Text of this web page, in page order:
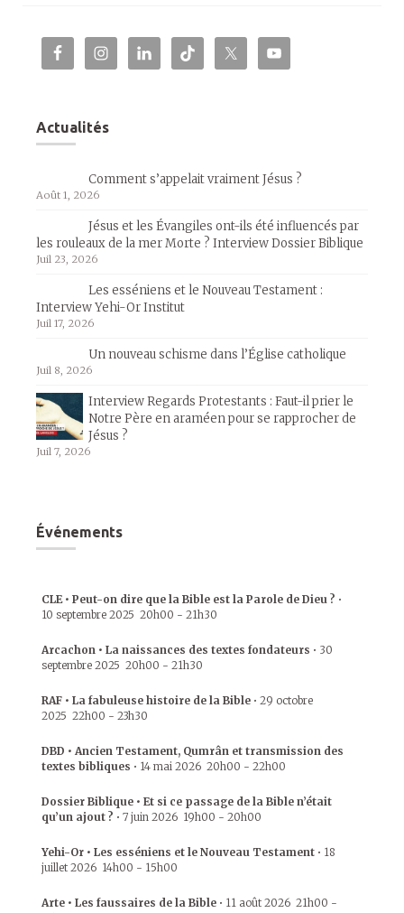
Actualités
Comment s’appelait vraiment Jésus ?
Août 1, 2026
Jésus et les Évangiles ont-ils été influencés par
les rouleaux de la mer Morte ? Interview Dossier Biblique
Juil 23, 2026
Les esséniens et le Nouveau Testament :
Interview Yehi-Or Institut
Juil 17, 2026
Un nouveau schisme dans l’Église catholique
Juil 8, 2026
Interview Regards Protestants : Faut-il prier le
Notre Père en araméen pour se rapprocher de
Jésus ?
Juil 7, 2026
Événements
CLE • Peut-on dire que la Bible est la Parole de Dieu ? •
10 septembre 2025 20h00 - 21h30
Arcachon • La naissances des textes fondateurs • 30
septembre 2025 20h00 - 21h30
RAF • La fabuleuse histoire de la Bible • 29 octobre
2025 22h00 - 23h30
DBD • Ancien Testament, Qumrân et transmission des
textes bibliques • 14 mai 2026 20h00 - 22h00
Dossier Biblique • Et si ce passage de la Bible n’était
qu’un ajout ? • 7 juin 2026 19h00 - 20h00
Yehi-Or • Les esséniens et le Nouveau Testament • 18
juillet 2026 14h00 - 15h00
Arte • Les faussaires de la Bible • 11 août 2026 21h00 -